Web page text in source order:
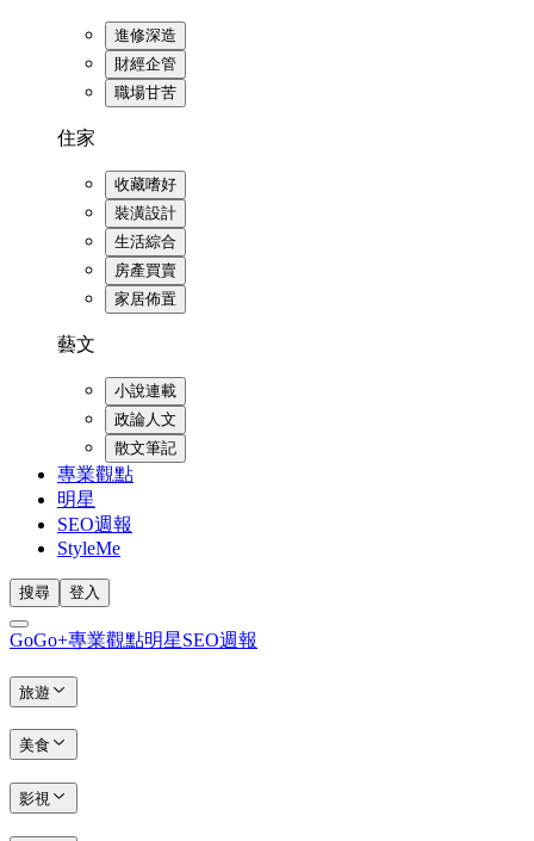
進修深造
財經企管
職場甘苦
住家
收藏嗜好
裝潢設計
生活綜合
房產買賣
家居佈置
藝文
小說連載
政論人文
散文筆記
專業觀點
明星
SEO週報
StyleMe
搜尋 登入
GoGo+專業觀點明星SEO週報
旅遊
美食
影視